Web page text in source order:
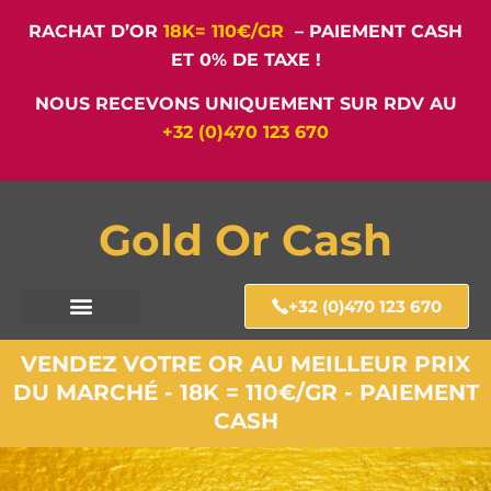
RACHAT D’OR 18K= 110€/GR – PAIEMENT CASH
ET 0% DE TAXE !
NOUS RECEVONS UNIQUEMENT SUR RDV AU
+32 (0)470 123 670
Gold Or Cash
+32 (0)470 123 670
VENDEZ VOTRE OR AU MEILLEUR PRIX
DU MARCHÉ - 18K = 110€/GR - PAIEMENT
CASH